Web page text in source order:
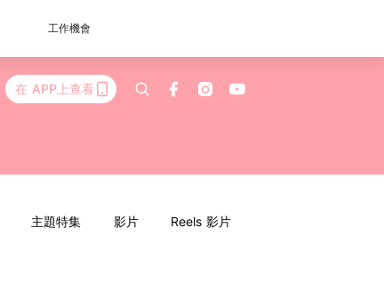
工作機會
在 APP上查看
主題特集 影片 Reels 影片